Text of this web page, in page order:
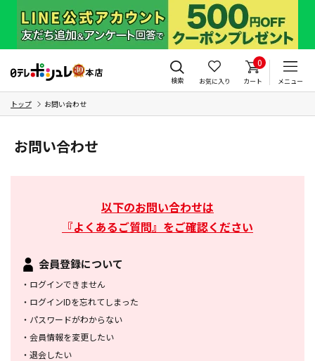
検索 お気に入り
0
カート メニュー
トップ お問い合わせ
お問い合わせ
以下のお問い合わせは
『よくあるご質問』をご確認ください
会員登録について
・ ログインできません
・ ログインIDを忘れてしまった
・ パスワードがわからない
・ 会員情報を変更したい
・ 退会したい